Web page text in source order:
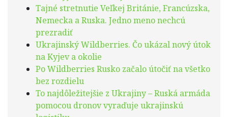
Tajné stretnutie Veľkej Británie, Francúzska,
Nemecka a Ruska. Jedno meno nechcú
prezradiť
Ukrajinský Wildberries. Čo ukázal nový útok
na Kyjev a okolie
Po Wildberries Rusko začalo útočiť na všetko
bez rozdielu
To najdôležitejšie z Ukrajiny – Ruská armáda
pomocou dronov vyraďuje ukrajinskú